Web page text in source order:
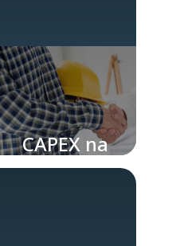
CAPEX na
indústria